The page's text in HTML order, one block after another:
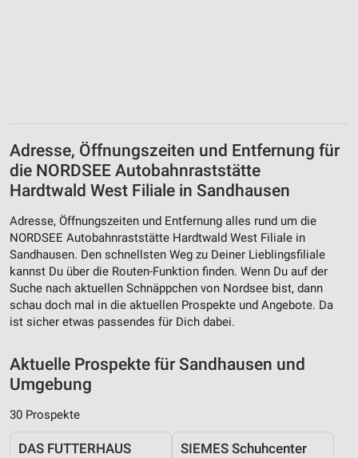
Adresse, Öffnungszeiten und Entfernung für
die NORDSEE Autobahnraststätte
Hardtwald West Filiale in Sandhausen
Adresse, Öffnungszeiten und Entfernung alles rund um die
NORDSEE Autobahnraststätte Hardtwald West Filiale in
Sandhausen. Den schnellsten Weg zu Deiner Lieblingsfiliale
kannst Du über die Routen-Funktion finden. Wenn Du auf der
Suche nach aktuellen Schnäppchen von Nordsee bist, dann
schau doch mal in die aktuellen Prospekte und Angebote. Da
ist sicher etwas passendes für Dich dabei.
Aktuelle Prospekte für Sandhausen und
Umgebung
30 Prospekte
DAS FUTTERHAUS SIEMES Schuhcenter